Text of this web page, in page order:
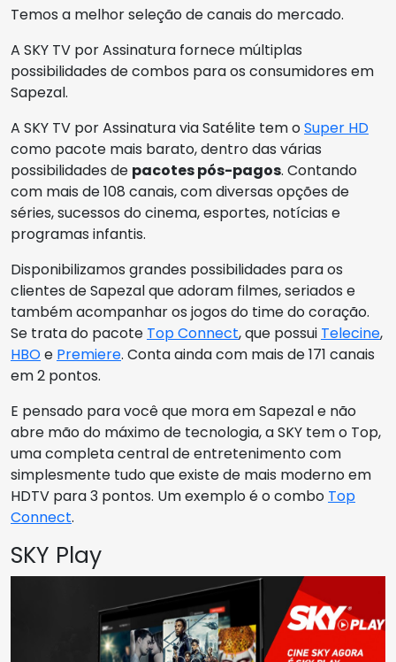
Temos a melhor seleção de canais do mercado.
A SKY TV por Assinatura fornece múltiplas
possibilidades de combos para os consumidores em
Sapezal.
A SKY TV por Assinatura via Satélite tem oSuper HD
como pacote mais barato, dentro das várias
possibilidades de pacotes pós-pagos. Contando
com mais de 108 canais, com diversas opções de
séries, sucessos do cinema, esportes, notícias e
programas infantis.
Disponibilizamos grandes possibilidades para os
clientes de Sapezal que adoram filmes, seriados e
também acompanhar os jogos do time do coração.
Se trata do pacote Top Connect, que possui Telecine,
HBOe Premiere. Conta ainda com mais de 171 canais
em 2 pontos.
E pensado para você que mora em Sapezal e não
abre mão do máximo de tecnologia, a SKY tem o Top,
uma completa central de entretenimento com
simplesmente tudo que existe de mais moderno em
HDTV para 3 pontos. Um exemplo é o combo Top
Connect.
SKY Play